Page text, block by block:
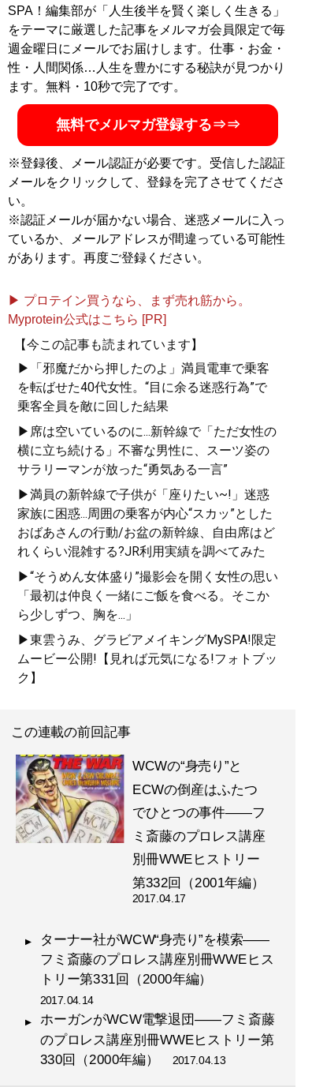
SPA！編集部が「人生後半を賢く楽しく生きる」
をテーマに厳選した記事をメルマガ会員限定で毎
週金曜日にメールでお届けします。仕事・お金・
性・人間関係…人生を豊かにする秘訣が見つかり
ます。無料・10秒で完了です。
無料でメルマガ登録する⇒⇒
※登録後、メール認証が必要です。受信した認証
メールをクリックして、登録を完了させてくださ
い。
※認証メールが届かない場合、迷惑メールに入っ
ているか、メールアドレスが間違っている可能性
があります。再度ご登録ください。
▶ プロテイン買うなら、まず売れ筋から。
Myprotein公式はこちら [PR]
【今この記事も読まれています】
▶「邪魔だから押したのよ」満員電車で乗客
を転ばせた40代女性。“目に余る迷惑行為”で
乗客全員を敵に回した結果
▶席は空いているのに...新幹線で「ただ女性の
横に立ち続ける」不審な男性に、スーツ姿の
サラリーマンが放った“勇気ある一言”
▶満員の新幹線で子供が「座りたい~!」迷惑
家族に困惑...周囲の乗客が内心“スカッ”とした
おばあさんの行動/お盆の新幹線、自由席はど
れくらい混雑する?JR利用実績を調べてみた
▶“そうめん女体盛り”撮影会を開く女性の思い
「最初は仲良く一緒にご飯を食べる。そこか
ら少しずつ、胸を...」
▶東雲うみ、グラビアメイキングMySPA!限定
ムービー公開!【見れば元気になる!フォトブッ
ク】
この連載の前回記事
WCWの“身売り”と
ECWの倒産はふたつ
でひとつの事件――フ
ミ斎藤のプロレス講座
別冊WWEヒストリー
第332回（2001年編）
2017.04.17
ターナー社がWCW“身売り”を模索――
フミ斎藤のプロレス講座別冊WWEヒス
トリー第331回（2000年編）
2017.04.14
ホーガンがWCW電撃退団――フミ斎藤
のプロレス講座別冊WWEヒストリー第
330回（2000年編） 2017.04.13